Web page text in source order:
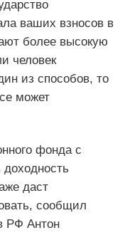
ваших взносов в
более высокую
человек
из способов, то
может
фонда с
даст
сообщил
РФ Антон